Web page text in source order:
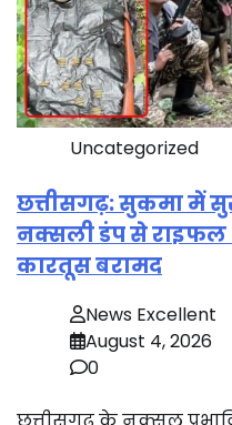
Uncategorized
छत्तीसगढ़: सुकमा में
नक्सली डंप से राइफल
कारतूस बरामद
News Excellent
August 4, 2026
0